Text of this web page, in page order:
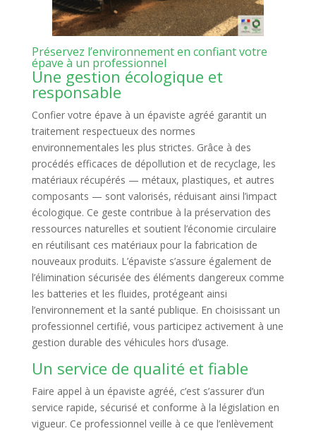
Préservez l’environnement en confiant votre
épave à un professionnel
Une gestion écologique et
responsable
Confier votre épave à un épaviste agréé garantit un
traitement respectueux des normes
environnementales les plus strictes. Grâce à des
procédés efficaces de dépollution et de recyclage, les
matériaux récupérés — métaux, plastiques, et autres
composants — sont valorisés, réduisant ainsi l’impact
écologique. Ce geste contribue à la préservation des
ressources naturelles et soutient l’économie circulaire
en réutilisant ces matériaux pour la fabrication de
nouveaux produits. L’épaviste s’assure également de
l’élimination sécurisée des éléments dangereux comme
les batteries et les fluides, protégeant ainsi
l’environnement et la santé publique. En choisissant un
professionnel certifié, vous participez activement à une
gestion durable des véhicules hors d’usage.
Un service de qualité et fiable
Faire appel à un épaviste agréé, c’est s’assurer d’un
service rapide, sécurisé et conforme à la législation en
vigueur. Ce professionnel veille à ce que l’enlèvement